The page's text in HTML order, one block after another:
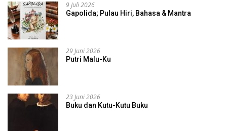
9 Juli 2026
Gapolida; Pulau Hiri, Bahasa & Mantra
29 Juni 2026
Putri Malu-Ku
23 Juni 2026
Buku dan Kutu-Kutu Buku